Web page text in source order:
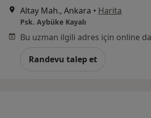
Altay Mah., Ankara • Harita
Psk. Aybüke Kayalı
Randevu talep et